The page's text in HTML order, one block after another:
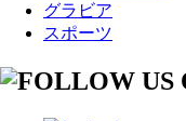
グラビア
スポーツ